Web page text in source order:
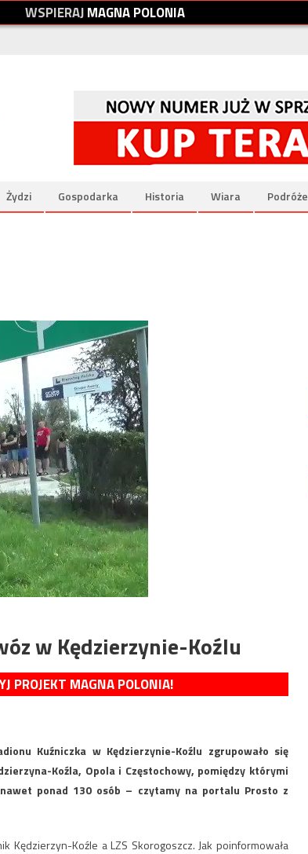
WSPIERAJMAGNAPOLONIA
Żydzi Gospodarka Historia Wiara Podróże
w Kędzierzynie-Koźlu
PROJEKT MAGNA POLONIA!
Kuźniczka w Kędzierzynie-Koźlu zgrupowało się
Koźla, Opola i Częstochowy, pomiędzy którymi
ponad 130 osób – czytamy na portalu Prosto z
Kędzierzyn-Koźle a LZS Skorogoszcz. Jak poinformowała